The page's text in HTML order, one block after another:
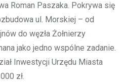
Roman Paszaka. Pokrywa się
ul. Morskiej – od
do węzła Żołnierzy
jako jedno wspólne zadanie.
Inwestycji Urzędu Miasta
zł.